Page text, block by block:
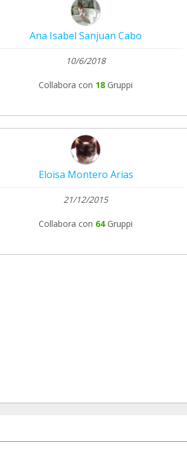
Ana Isabel Sanjuan Cabo
10/6/2018
Collabora con 18 Gruppi
Eloisa Montero Arias
21/12/2015
Collabora con 64 Gruppi